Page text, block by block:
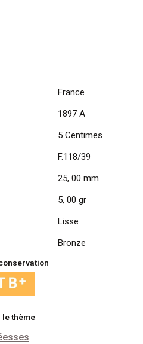
France
1897 A
5 Centimes
F.118/39
25, 00 mm
5, 00 gr
Lisse
Bronze
le thème